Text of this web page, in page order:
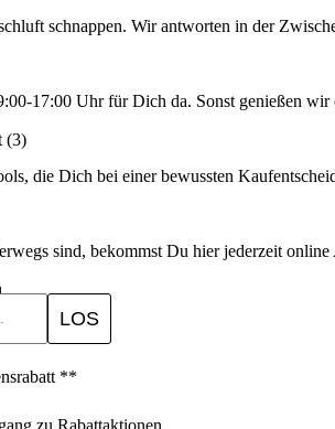
(3)
schnappen. Wir antworten in der
17:00 Uhr für Dich da. Sonst genießen wir
die Dich bei einer bewussten
sind, bekommst Du hier jederzeit
ein und erstelle im nächsten Schritt
**
zu Rabattaktionen